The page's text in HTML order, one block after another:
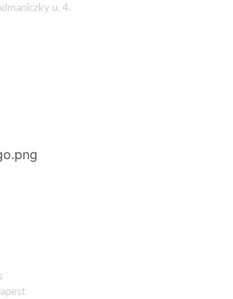
u. 4.